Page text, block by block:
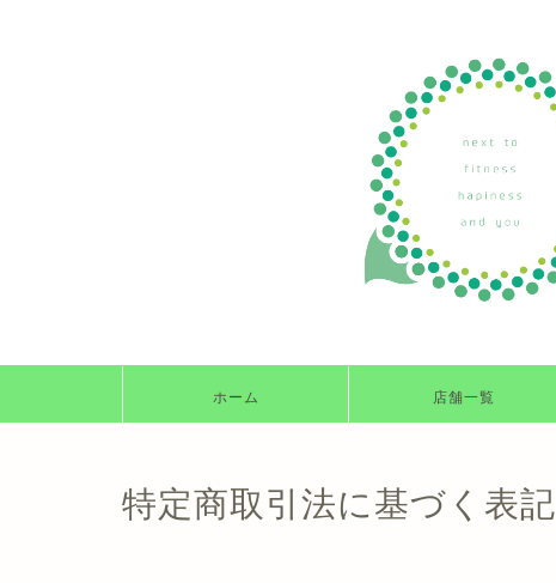
ホーム 店舗一覧
特定商取引法に基づく表記